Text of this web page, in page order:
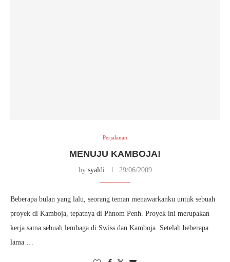
Perjalanan
MENUJU KAMBOJA!
by syaldi 29/06/2009
Beberapa bulan yang lalu, seorang teman menawarkanku untuk sebuah
proyek di Kamboja, tepatnya di Phnom Penh. Proyek ini merupakan
kerja sama sebuah lembaga di Swiss dan Kamboja. Setelah beberapa
lama …